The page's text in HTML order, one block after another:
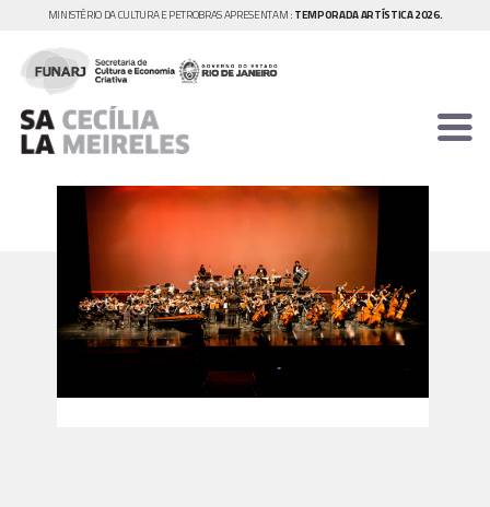
MINISTÉRIO DA CULTURA E PETROBRAS APRESENTAM : TEMPORADA ARTÍSTICA 2026.